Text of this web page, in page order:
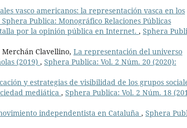
vasco americanos: la representación vasca en los
Publica: Monográfico Relaciones Públicas
por la opinión pública en Internet. , Sphera
Clavellino, La representación del universo
(2019) , Sphera Publica: Vol. 2 Núm. 20 (2020):
y estrategias de visibilidad de los grupos
mediática , Sphera Publica: Vol. 2 Núm. 18
independentista en Cataluña , Sphera